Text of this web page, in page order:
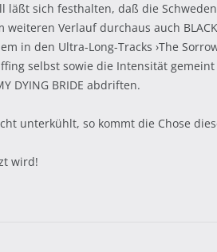
läßt sich festhalten, daß die
Verlauf durchaus auch
in den Ultra-Long-Tracks ›The
selbst sowie die Intensität gemeint
DYING BRIDE abdriften.
unterkühlt, so kommt die Chose
wird!